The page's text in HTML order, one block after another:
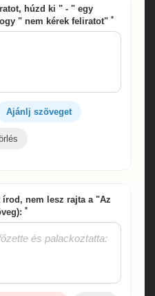
húzd ki " - " egy
" nem kérek feliratot" *
Ajánlj szöveget
nem lesz rajta a "Az
*